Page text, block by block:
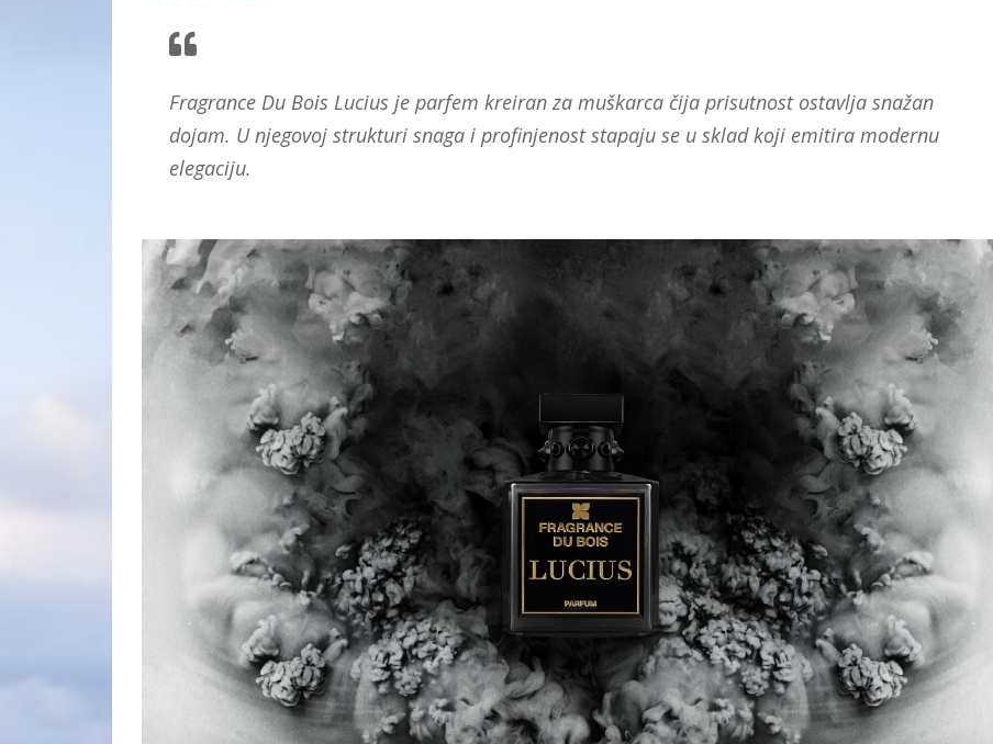
Fragrance Du Bois Lucius je parfem kreiran za muškarca čija prisutnost ostavlja snažan
dojam. U njegovoj strukturi snaga i profinjenost stapaju se u sklad koji emitira modernu
elegaciju.